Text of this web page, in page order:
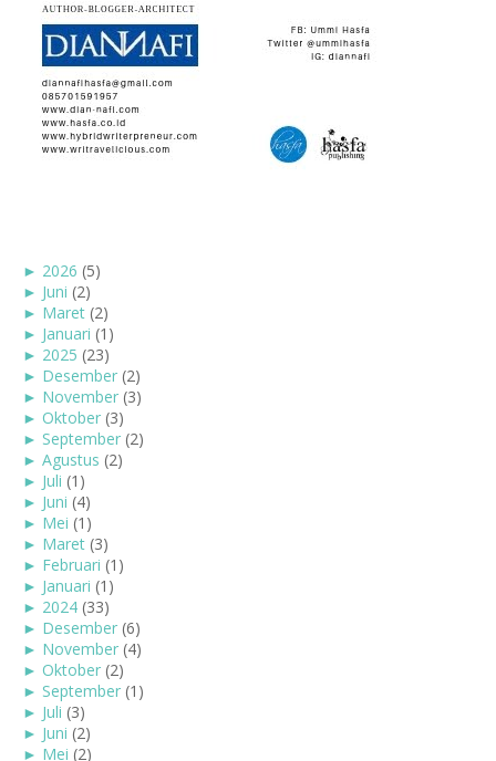
► 2026 (5)
► Juni (2)
► Maret (2)
► Januari (1)
► 2025 (23)
► Desember (2)
► November (3)
► Oktober (3)
► September (2)
► Agustus (2)
► Juli (1)
► Juni (4)
► Mei (1)
► Maret (3)
► Februari (1)
► Januari (1)
► 2024 (33)
► Desember (6)
► November (4)
► Oktober (2)
► September (1)
► Juli (3)
► Juni (2)
► Mei (2)